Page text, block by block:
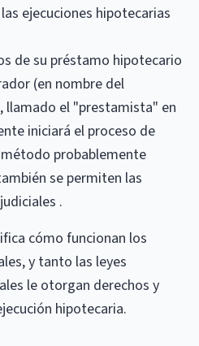
ejecuciones hipotecarias
de su préstamo hipotecario
(en nombre del
el "prestamista" en
iniciará el proceso de
probablemente
se permiten las
.
cómo funcionan los
y tanto las leyes
le otorgan derechos y
hipotecaria.